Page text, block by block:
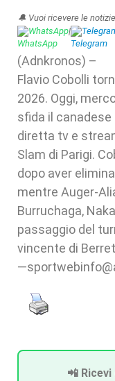
🔔 Vuoi ricevere le
WhatsApp|
(Adnkronos) –
Flavio Cobolli
2026. Oggi,
sfida il
diretta tv e
Slam di Parigi.
dopo aver
mentre Auger-
Burruchaga,
passaggio del
vincente di
📲